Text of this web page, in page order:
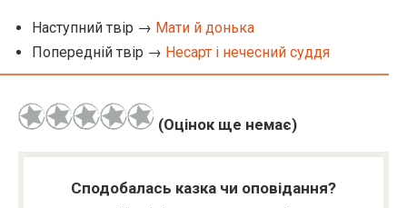
Наступний твір → Мати й донька
Попередній твір → Несарт і нечесний суддя
(Оцінок ще немає)
Сподобалась казка чи оповідання?